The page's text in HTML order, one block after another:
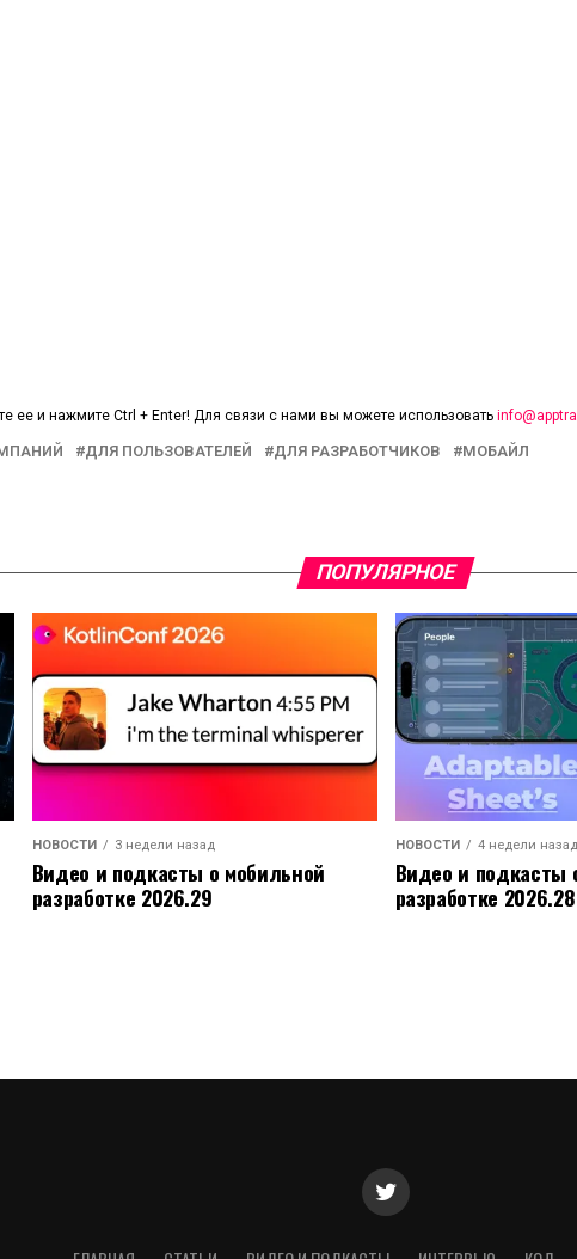
ее и нажмите Ctrl + Enter! Для связи с нами вы можете использовать
ДЛЯ ПОЛЬЗОВАТЕЛЕЙ ДЛЯ РАЗРАБОТЧИКОВ
МОБАЙЛ
ПОПУЛЯРНОЕ
НОВОСТИ 3 недели назад
Видео и подкасты о мобильной
разработке 2026.29
НОВОСТИ 4 недели назад
Видео и подкасты
разработке 2026.28